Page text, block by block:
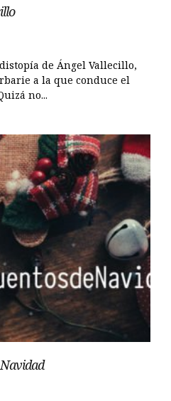
de Ángel Vallecillo,
a la que conduce el
no...